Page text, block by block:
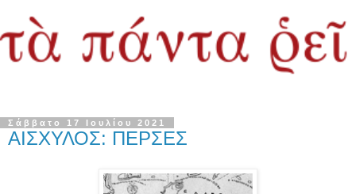
Σάββατο 17 Ιουλίου 2021
ΑΙΣΧΥΛΟΣ: ΠΕΡΣΕΣ